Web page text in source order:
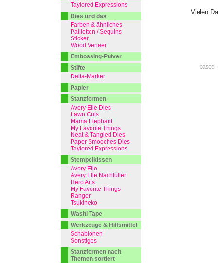
Vielen
Taylored Expressions
Dies und das
Farben & ähnliches
Pailletten / Sequins
Sticker
Wood Veneer
Embossing-Pulver
Stifte
Delta-Marker
Papier
Stanzformen
Avery Elle Dies
Lawn Cuts
Mama Elephant
My Favorite Things
Neat & Tangled Dies
Paper Smooches Dies
Taylored Expressions
Stempelkissen
Avery Elle
Avery Elle Nachfüller
Hero Arts
My Favorite Things
Ranger
Tsukineko
Washi Tape
Werkzeuge & Hilfsmittel
Schablonen
Sonstiges
Stanzformen nach
Themen sortiert